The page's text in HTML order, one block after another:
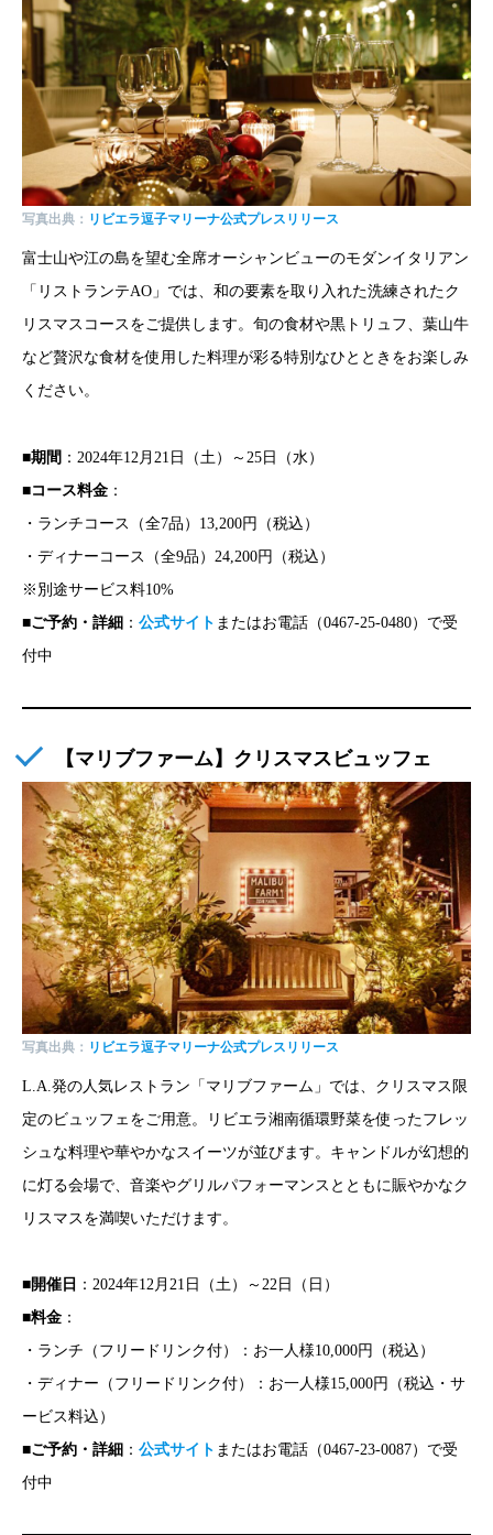
写真出典： リビエラ逗子マリーナ公式プレスリリース
富士山や江の島を望む全席オーシャンビューのモダンイタリアン
「リストランテAO」では、和の要素を取り入れた洗練されたク
リスマスコースをご提供します。旬の食材や黒トリュフ、葉山牛
など贅沢な食材を使用した料理が彩る特別なひとときをお楽しみ
ください。
■期間 ：2024年12月21日（土）～25日（水）
■コース料金 ：
・ランチコース（全7品）13,200円（税込）
・ディナーコース（全9品）24,200円（税込）
※別途サービス料10%
■ご予約・詳細 ： 公式サイト またはお電話（0467-25-0480）で受
付中
【マリブファーム】クリスマスビュッフェ
写真出典： リビエラ逗子マリーナ公式プレスリリース
L.A.発の人気レストラン「マリブファーム」では、クリスマス限
定のビュッフェをご用意。リビエラ湘南循環野菜を使ったフレッ
シュな料理や華やかなスイーツが並びます。キャンドルが幻想的
に灯る会場で、音楽やグリルパフォーマンスとともに賑やかなク
リスマスを満喫いただけます。
■開催日 ：2024年12月21日（土）～22日（日）
■料金 ：
・ランチ（フリードリンク付）：お一人様10,000円（税込）
・ディナー（フリードリンク付）：お一人様15,000円（税込・サ
ービス料込）
■ご予約・詳細 ： 公式サイト またはお電話（0467-23-0087）で受
付中